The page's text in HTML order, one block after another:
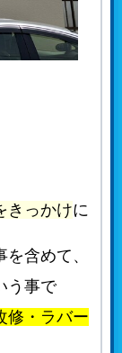
きっかけに
含めて、
う事で
修・ラバー